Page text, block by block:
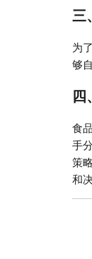
三
为
够
四
食
手
策
和